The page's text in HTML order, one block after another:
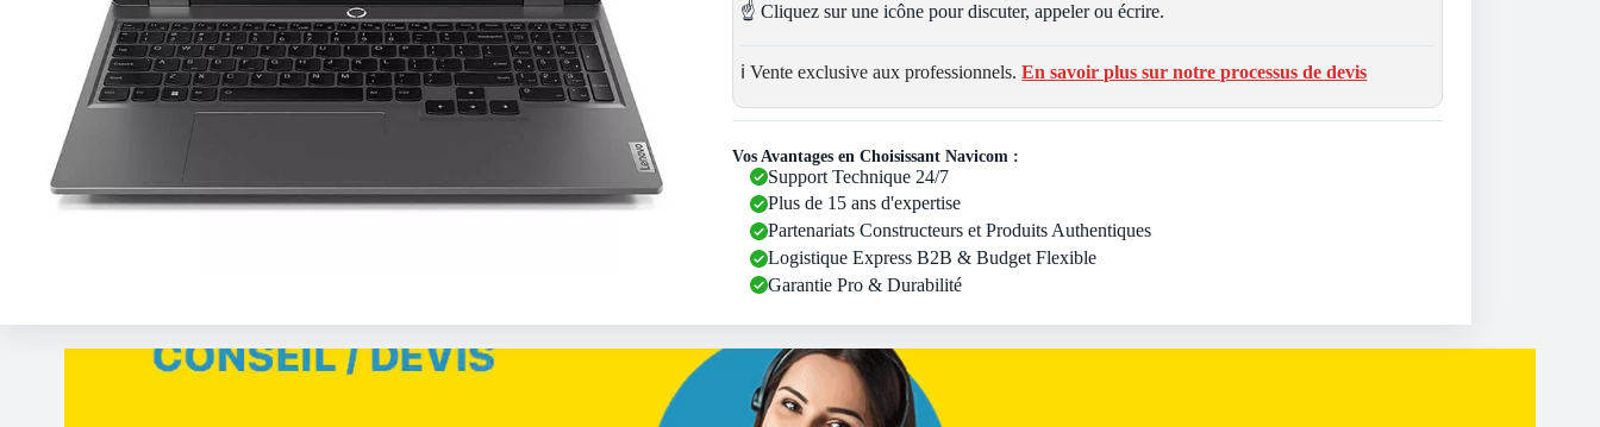
☝️ Cliquez sur une icône pour discuter, appeler ou écrire.
ℹ️ Vente exclusive aux professionnels.En savoir plus sur notre processus de devis
Vos Avantages en Choisissant Navicom :
Support Technique 24/7
Plus de 15 ans d'expertise
Partenariats Constructeurs et Produits Authentiques
Logistique Express B2B & Budget Flexible
Garantie Pro & Durabilité